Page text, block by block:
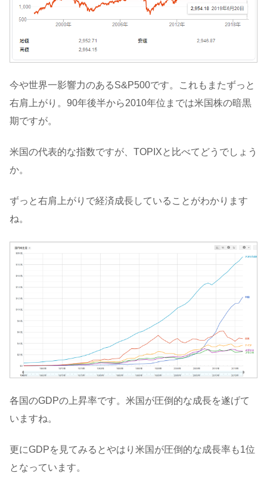
今や世界一影響力のあるS&P500です。これもまたずっと
右肩上がり。90年後半から2010年位までは米国株の暗黒
期ですが。
米国の代表的な指数ですが、TOPIXと比べてどうでしょう
か。
ずっと右肩上がりで経済成長していることがわかります
ね。
各国のGDPの上昇率です。米国が圧倒的な成長を遂げて
いますね。
更にGDPを見てみるとやはり米国が圧倒的な成長率も1位
となっています。